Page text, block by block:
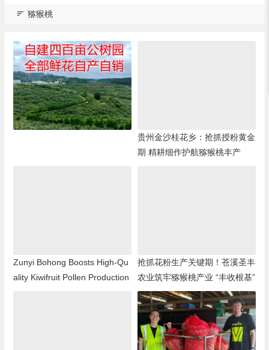
猕猴桃
贵州金沙桂花乡：抢抓授粉黄金
期 精耕细作护航猕猴桃丰产
Zunyi Bohong Boosts High-Qu
ality Kiwifruit Pollen Production
抢抓花粉生产关键期！苍溪圣丰
农业筑牢猕猴桃产业 “丰收根基”